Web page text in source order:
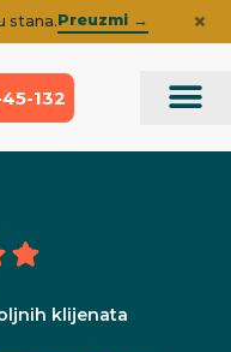
stana.Preuzmi → ×
132
klijenata